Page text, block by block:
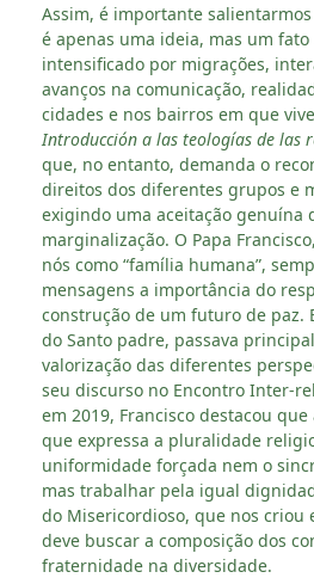
Assim, é importante
é apenas uma ideia, mas um
intensificado por migrações,
avanços na comunicação,
cidades e nos bairros em que
Introducción a las teologías de las
que, no entanto, demanda o
direitos dos diferentes grupos e
exigindo uma aceitação genuína
marginalização. O Papa
nós como “família humana”,
mensagens a importância do
construção de um futuro de paz.
do Santo padre, passava
valorização das diferentes
seu discurso no Encontro Inter-
em 2019, Francisco destacou
que expressa a pluralidade
uniformidade forçada nem o
mas trabalhar pela igual
do Misericordioso, que nos criou
deve buscar a composição dos
fraternidade na diversidade.